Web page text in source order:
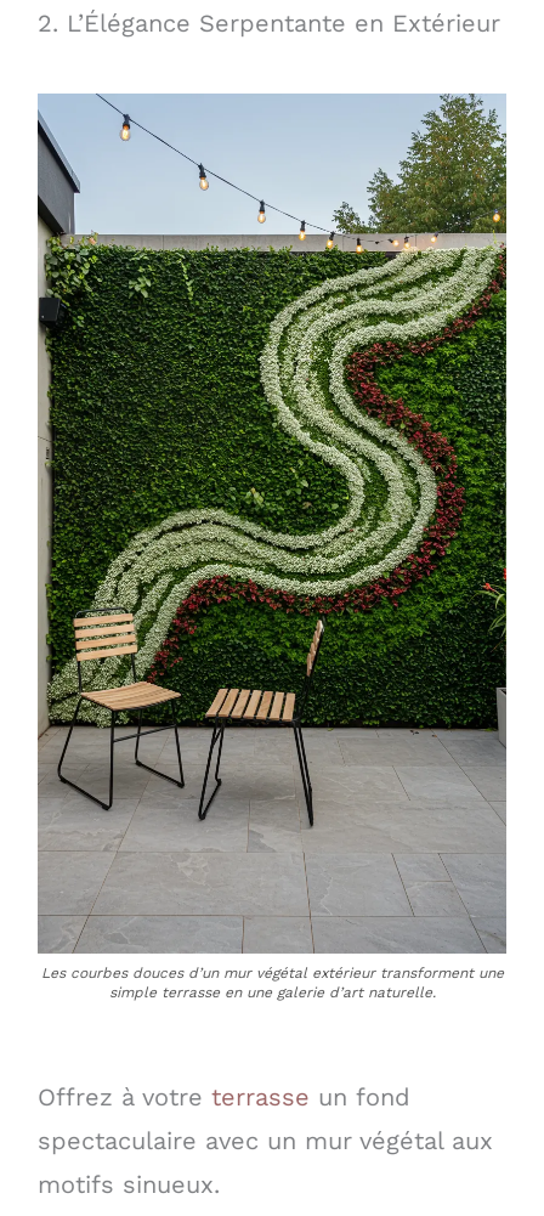
2. L’Élégance Serpentante en Extérieur
Les courbes douces d’un mur végétal extérieur transforment une
simple terrasse en une galerie d’art naturelle.
Offrez à votre terrasse un fond
spectaculaire avec un mur végétal aux
motifs sinueux.